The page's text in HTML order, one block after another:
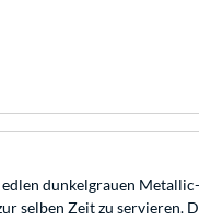
dunkelgrauen
Zeit zu servieren.